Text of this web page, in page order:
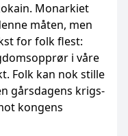
Monarkiet
måten, men
for folk flest:
i våre
Folk kan nok stille
gårsdagens krigs-
kongens